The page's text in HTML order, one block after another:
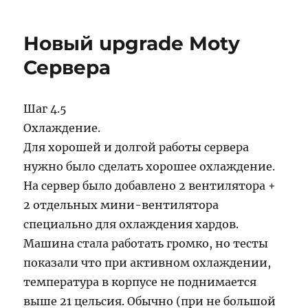
18
Новый upgrade Moty
Сервера
Шаг 4.5
Охлаждение.
Для хорошей и долгой работы сервера
нужно было сделать хорошее охлаждение.
На сервер было добавлено 2 вентилятора +
2 отдельных мини-вентилятора
специально для охлаждения хардов.
Машина стала работать громко, но тесты
показали что при активном охлаждении,
температура в корпусе не поднимается
выше 21 цельсия. Обычно (при не большой